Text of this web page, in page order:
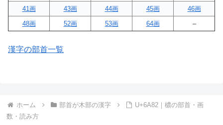
41画
43画 44画 45画
46画
48画
52画 53画 64画 –
漢字の部首一覧
ホーム 部首が木部の漢字
U+6A82｜檂の部首・画
数・読み方